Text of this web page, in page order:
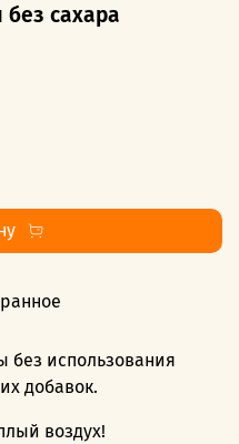
сахара
использования
добавок.
воздух!